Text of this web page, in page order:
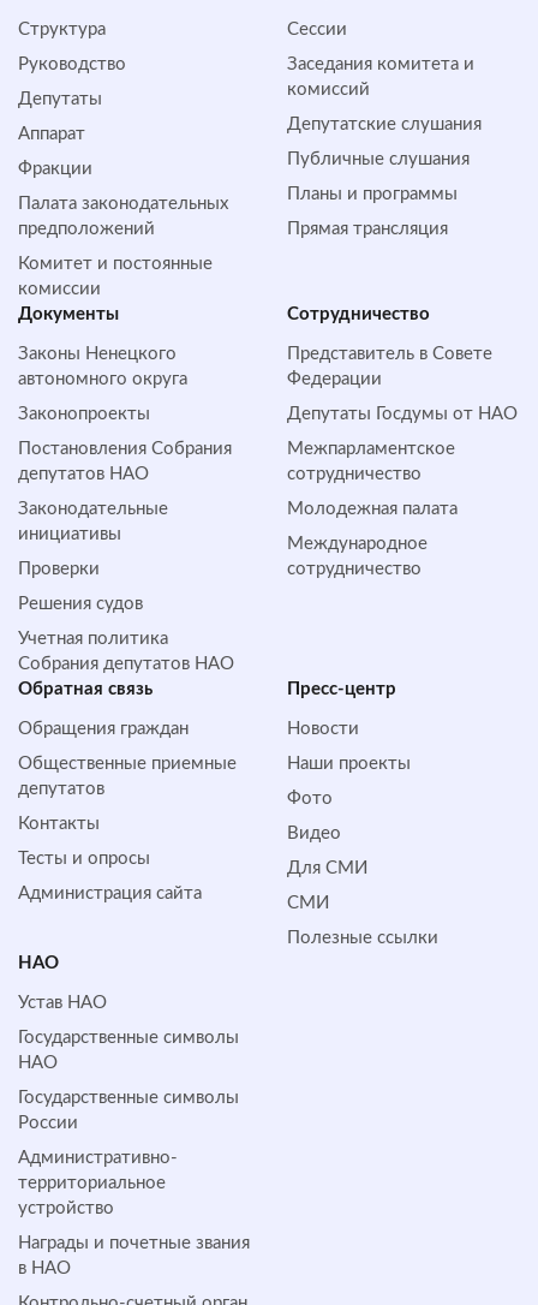
Структура
Руководство
Депутаты
Аппарат
Фракции
Палата законодательных
предположений
Комитет и постоянные
комиссии
Сессии
Заседания комитета и
комиссий
Депутатские слушания
Публичные слушания
Планы и программы
Прямая трансляция
Документы
Законы Ненецкого
автономного округа
Законопроекты
Постановления Собрания
депутатов НАО
Законодательные
инициативы
Проверки
Решения судов
Учетная политика
Собрания депутатов НАО
Сотрудничество
Представитель в Совете
Федерации
Депутаты Госдумы от НАО
Межпарламентское
сотрудничество
Молодежная палата
Международное
сотрудничество
Обратная cвязь
Обращения граждан
Общественные приемные
депутатов
Контакты
Тесты и опросы
Администрация сайта
Пресс-центр
Новости
Наши проекты
Фото
Видео
Для СМИ
СМИ
Полезные ссылки
НАО
Устав НАО
Государственные символы
НАО
Государственные символы
России
Административно-
территориальное
устройство
Награды и почетные звания
в НАО